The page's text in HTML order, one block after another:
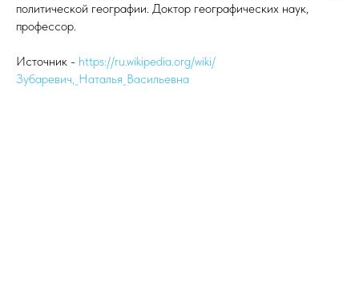
политической географии. Доктор географических наук,
профессор.
Источник - https://ru.wikipedia.org/wiki/
Зубаревич,_Наталья_Васильевна